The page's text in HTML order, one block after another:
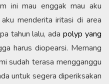
ini mau enggak mau aku
menderita iritasi di area
tahun lalu, adapolyp yang
harus diopearsi. Memang
sudah terasa mengganggu
untuk segera diperiksakan